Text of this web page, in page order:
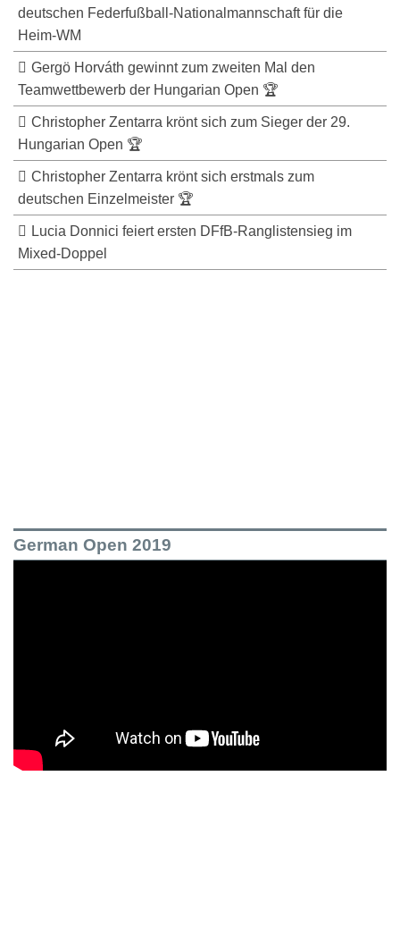
deutschen Federfußball-Nationalmannschaft für die
Heim-WM
Gergö Horváth gewinnt zum zweiten Mal den
Teamwettbewerb der Hungarian Open 🏆
Christopher Zentarra krönt sich zum Sieger der 29.
Hungarian Open 🏆
Christopher Zentarra krönt sich erstmals zum
deutschen Einzelmeister 🏆
Lucia Donnici feiert ersten DFfB-Ranglistensieg im
Mixed-Doppel
German Open 2019